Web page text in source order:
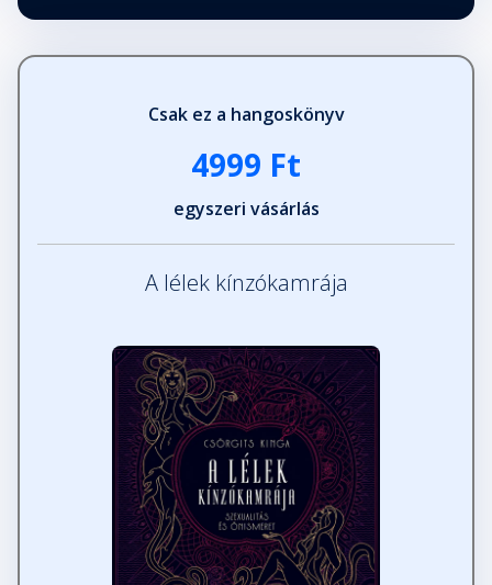
Csak ez a hangoskönyv
4999 Ft
egyszeri vásárlás
A lélek kínzókamrája